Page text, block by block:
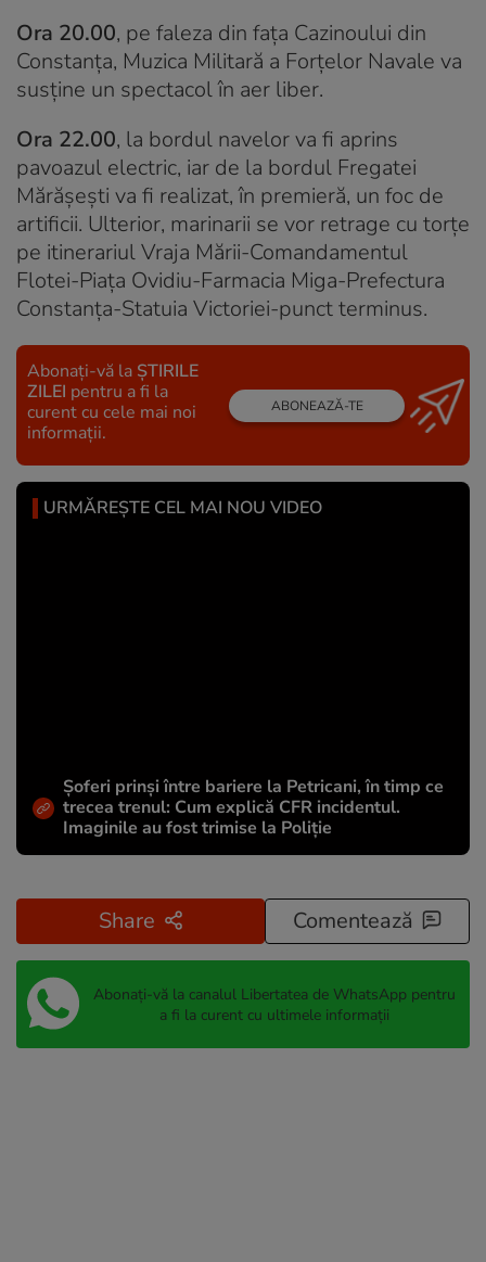
Ora 20.00, pe faleza din fața Cazinoului din
Constanța, Muzica Militară a Forțelor Navale va
susține un spectacol în aer liber.
Ora 22.00, la bordul navelor va fi aprins
pavoazul electric, iar de la bordul Fregatei
Mărășești va fi realizat, în premieră, un foc de
artificii. Ulterior, marinarii se vor retrage cu torțe
pe itinerariul Vraja Mării-Comandamentul
Flotei-Piaţa Ovidiu-Farmacia Miga-Prefectura
Constanţa-Statuia Victoriei-punct terminus.
Abonați-vă la ȘTIRILE
ZILEI pentru a fi la
curent cu cele mai noi
informații.
ABONEAZĂ-TE
URMĂREȘTE CEL MAI NOU VIDEO
Șoferi prinși între bariere la Petricani, în timp ce
trecea trenul: Cum explică CFR incidentul.
Imaginile au fost trimise la Poliție
Share Comentează
Abonați-vă la canalul Libertatea de WhatsApp pentru
a fi la curent cu ultimele informații